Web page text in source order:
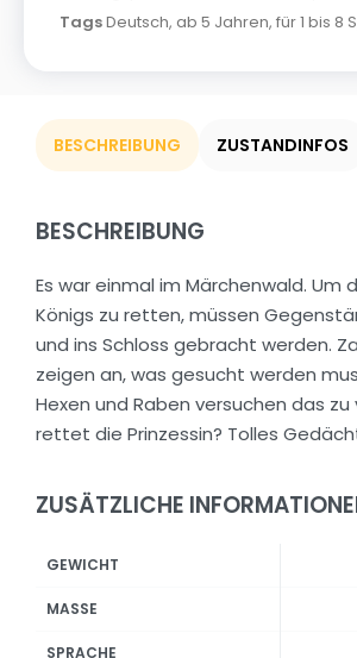
TagsDeutsch, ab 5 Jahren, für 1 bis 8
BESCHREIBUNG ZUSTANDINFOS
BESCHREIBUNG
Es war einmal im Märchenwald. Um
Königs zu retten, müssen
und ins Schloss gebracht werden.
zeigen an, was gesucht werden
Hexen und Raben versuchen das zu
rettet die Prinzessin? Tolles
ZUSÄTZLICHE
GEWICHT
MASSE
SPRACHE